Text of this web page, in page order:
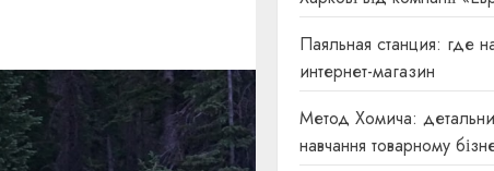
Паяльная станция: где
интернет-магазин
Метод Хомича:
навчання товарному